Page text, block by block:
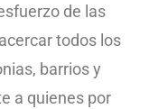
de las
todos los
barrios y
a quienes por